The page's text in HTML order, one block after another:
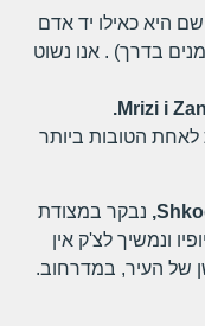
היא כאילו יד אדם
בדרך) . אנו נשוט
Mrizi i
.
לאחת הטובות ביותר
, נבקר במצודת
ונמשיך לצ'ק אין
של העיר, במדרחוב.